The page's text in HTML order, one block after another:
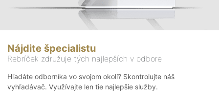
Nájdite špecialistu
Rebríček združuje tých najlepších v odbore
Hľadáte odborníka vo svojom okolí? Skontrolujte náš
vyhľadávač. Využívajte len tie najlepšie služby.